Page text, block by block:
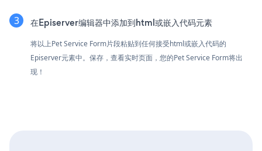
在Episerver编辑器中添加到html或嵌入代码元素
将以上Pet Service Form片段粘贴到任何接受html或嵌入代码的
Episerver元素中。保存，查看实时页面，您的Pet Service Form将出
现！